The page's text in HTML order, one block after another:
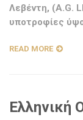
Λεβέντη, (A.G.
υποτροφίες
READ MORE
Ελληνική